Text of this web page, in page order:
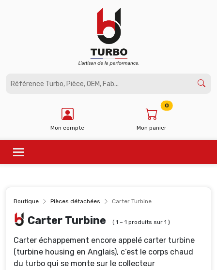
Mon compte Mon panier
0
Boutique Pièces détachées Carter Turbine
Carter Turbine ( 1 – 1 produits sur 1 )
Carter échappement encore appelé carter turbine
(turbine housing en Anglais), c’est le corps chaud
du turbo qui se monte sur le collecteur
Panneau de gestion des cookies